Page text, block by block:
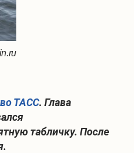
ТАСС. Глава
табличку. После